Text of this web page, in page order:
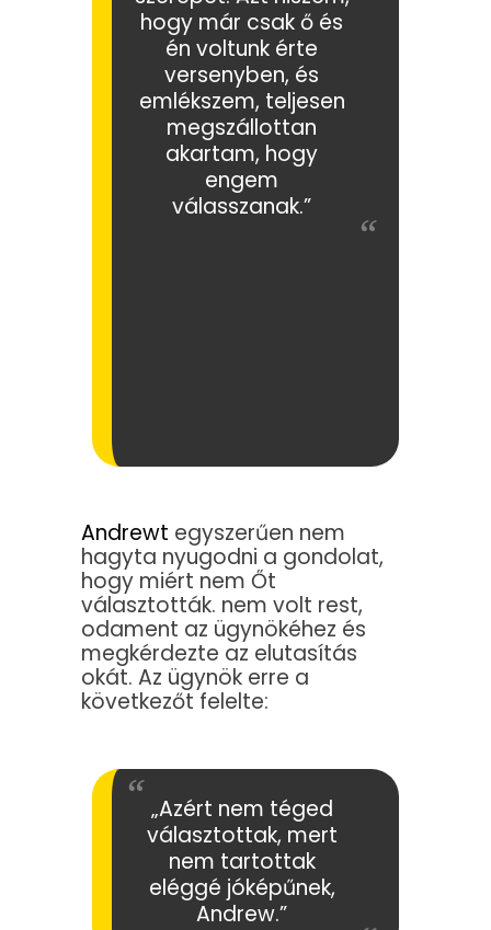
hogy már csak ő és
én voltunk érte
versenyben, és
emlékszem, teljesen
megszállottan
akartam, hogy
engem
válasszanak.”
Andrewt egyszerűen nem
hagyta nyugodni a gondolat,
hogy miért nem Őt
választották. nem volt rest,
odament az ügynökéhez és
megkérdezte az elutasítás
okát. Az ügynök erre a
következőt felelte:
„Azért nem téged
választottak, mert
nem tartottak
eléggé jóképűnek,
Andrew.”